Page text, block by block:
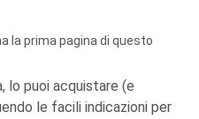
la prima pagina di questo
lo puoi acquistare (e
le facili indicazioni per